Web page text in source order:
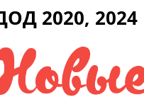
2020, 2024